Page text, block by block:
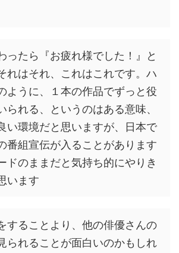
ったら『お疲れ様でした！』と
れはそれ、これはこれです。ハ
ように、１本の作品でずっと役
られる、というのはある意味、
い環境だと思いますが、日本で
番組宣伝が入ることがあります
ドのままだと気持ち的にやりき
います
することより、他の俳優さんの
られることが面白いのかもしれ